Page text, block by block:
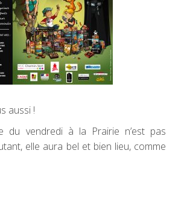
aussi !
du vendredi à la Prairie n’est pas
elle aura bel et bien lieu, comme